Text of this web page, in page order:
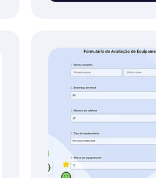
conhecimentos em
use o forms.app em